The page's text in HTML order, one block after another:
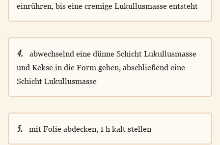
einrühren, bis eine cremige Lukullusmasse entsteht
4.
abwechselnd eine dünne Schicht Lukullusmasse
und Kekse in die Form geben, abschließend eine
Schicht Lukullusmasse
5. mit Folie abdecken, 1 h kalt stellen